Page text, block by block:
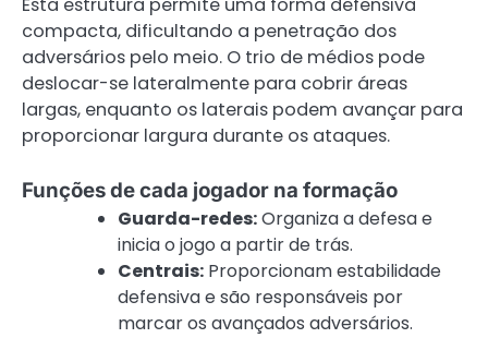
compacta, dificultando a penetração dos
adversários pelo meio. O trio de médios pode
deslocar-se lateralmente para cobrir áreas
largas, enquanto os laterais podem avançar para
proporcionar largura durante os ataques.
Funções de cada jogador na formação
Guarda-redes:Organiza a defesa e
inicia o jogo a partir de trás.
Centrais: Proporcionam estabilidade
defensiva e são responsáveis por
marcar os avançados adversários.